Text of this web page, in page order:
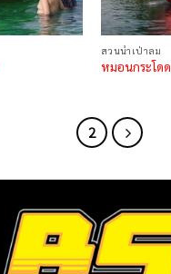
สวนน้ำเป่าลม
หมอนกระโดด
2